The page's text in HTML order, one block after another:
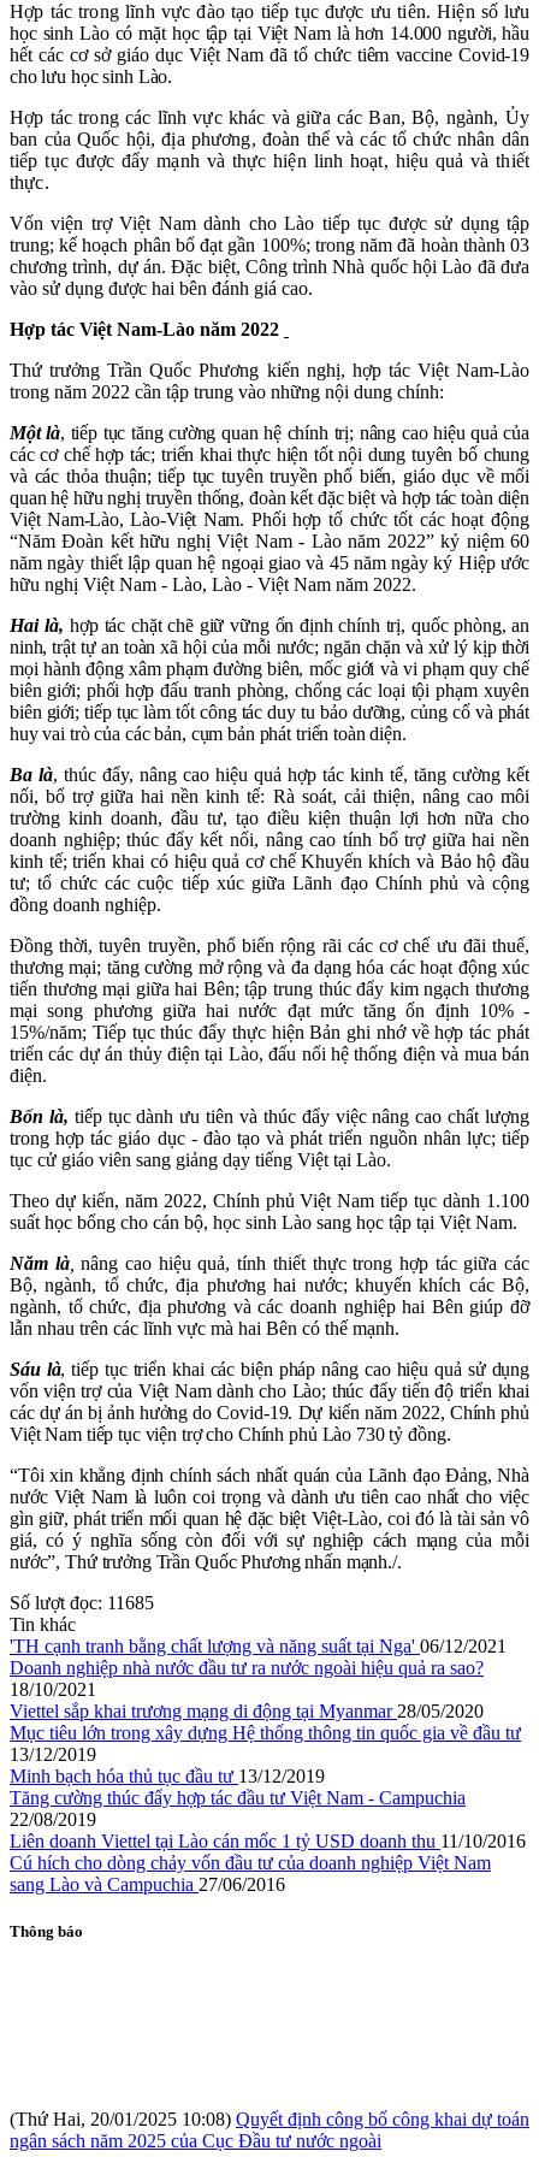
Hợp tác trong lĩnh vực đào tạo tiếp tục được ưu tiên. Hiện sốlưu
học sinh Lào có mặt học tập tại Việt Nam là hơn 14.000 người, hầu
hết các cơ sở giáo dục Việt Nam đã tổ chức tiêm vaccine Covid-19
cho lưu học sinh Lào.
Hợp tác trong các lĩnh vực khác và giữa các Ban, Bộ, ngành, Ủy
ban của Quốc hội, địa phương, đoàn thể và các tổ chức nhân dân
tiếp tục được đẩy mạnh và thực hiện linh hoạt, hiệu quả và thiết
thực.
Vốn viện trợ Việt Nam dành cho Lào tiếp tục được sử dụng tập
trung; kế hoạch phân bổ đạt gần 100%; trong năm đã hoàn thành 03
chương trình, dự án. Đặc biệt, Công trình Nhà quốc hội Lào đã đưa
vào sử dụng được hai bên đánh giá cao.
Hợp tác Việt Nam-Lào năm 2022
Thứ trưởng Trần Quốc Phương kiến nghị, hợp tác Việt Nam-Lào
trong năm 2022 cần tập trung vào những nội dung chính:
Một là, tiếp tục tăng cường quan hệ chính trị; nâng cao hiệu quả của
các cơ chế hợp tác; triển khai thực hiện tốt nội dung tuyên bố chung
và các thỏa thuận; tiếp tục tuyên truyền phổ biến, giáo dục về mối
quan hệ hữu nghị truyền thống, đoàn kết đặc biệt và hợp tác toàn diện
Việt Nam-Lào, Lào-Việt Nam. Phối hợp tổ chức tốt các hoạt động
“Năm Đoàn kết hữu nghị Việt Nam - Lào năm 2022” kỷ niệm 60
năm ngày thiết lập quan hệ ngoại giao và 45 năm ngày ký Hiệp ước
hữu nghị Việt Nam - Lào, Lào - Việt Nam năm 2022.
Hai là, hợp tác chặt chẽ giữ vững ổn định chính trị, quốc phòng, an
ninh, trật tự an toàn xã hội của mỗi nước; ngăn chặn và xử lý kịp thời
mọi hành động xâm phạm đường biên, mốc giới và vi phạm quy chế
biên giới; phối hợp đấu tranh phòng, chống các loại tội phạm xuyên
biên giới; tiếp tục làm tốt công tác duy tu bảo dưỡng, củng cố và phát
huy vai trò của các bản, cụm bản phát triển toàn diện.
Ba là, thúc đẩy, nâng cao hiệu quả hợp tác kinh tế, tăng cường kết
nối, bổ trợ giữa hai nền kinh tế: Rà soát, cải thiện, nâng cao môi
trường kinh doanh, đầu tư, tạo điều kiện thuận lợi hơn nữa cho
doanh nghiệp; thúc đẩy kết nối, nâng cao tính bổ trợ giữa hai nền
kinh tế; triển khai có hiệu quả cơ chế Khuyến khích và Bảo hộ đầu
tư; tổ chức các cuộc tiếp xúc giữa Lãnh đạo Chính phủ và cộng
đồng doanh nghiệp.
Đồng thời, tuyên truyền, phổ biến rộng rãi các cơ chế ưu đãi thuế,
thương mại; tăng cường mở rộng và đa dạng hóa các hoạt động xúc
tiến thương mại giữa hai Bên; tập trung thúc đẩy kim ngạch thương
mại song phương giữa hai nước đạt mức tăng ổn định 10% -
15%/năm; Tiếp tục thúc đẩy thực hiện Bản ghi nhớ về hợp tác phát
triển các dự án thủy điện tại Lào, đấu nối hệ thống điện và mua bán
điện.
Bốn là, tiếp tục dành ưu tiên và thúc đẩy việc nâng cao chất lượng
trong hợp tác giáo dục - đào tạo và phát triển nguồn nhân lực; tiếp
tục cử giáo viên sang giảng dạy tiếng Việt tại Lào.
Theo dự kiến, năm 2022, Chính phủ Việt Nam tiếp tục dành 1.100
suất học bổng cho cán bộ, học sinh Lào sang học tập tại Việt Nam.
Năm là, nâng cao hiệu quả, tính thiết thực trong hợp tác giữa các
Bộ, ngành, tổ chức, địa phương hai nước; khuyến khích các Bộ,
ngành, tổ chức, địa phương và các doanh nghiệp hai Bên giúp đỡ
lẫn nhau trên các lĩnh vực mà hai Bên có thế mạnh.
Sáu là, tiếp tục triển khai các biện pháp nâng cao hiệu quả sử dụng
vốn viện trợ của Việt Nam dành cho Lào; thúc đẩy tiến độ triển khai
các dự án bị ảnh hưởng do Covid-19. Dự kiến năm 2022, Chính phủ
Việt Nam tiếp tục viện trợ cho Chính phủ Lào 730 tỷ đồng.
“Tôi xin khẳng định chính sách nhất quán của Lãnh đạo Đảng, Nhà
nước Việt Nam là luôn coi trọng và dành ưu tiên cao nhất cho việc
gìn giữ, phát triển mối quan hệ đặc biệt Việt-Lào, coi đó là tài sản vô
giá, có ý nghĩa sống còn đối với sự nghiệp cách mạng của mỗi
nước”, Thứ trưởng Trần Quốc Phương nhấn mạnh./.
Số lượt đọc: 11685
Tin khác
'TH cạnh tranh bằng chất lượng và năng suất tại Nga' 06/12/2021
Doanh nghiệp nhà nước đầu tư ra nước ngoài hiệu quả ra sao?
18/10/2021
Viettel sắp khai trương mạng di động tại Myanmar 28/05/2020
Mục tiêu lớn trong xây dựng Hệ thống thông tin quốc gia về đầu tư
13/12/2019
Minh bạch hóa thủ tục đầu tư 13/12/2019
Tăng cường thúc đẩy hợp tác đầu tư Việt Nam - Campuchia
22/08/2019
Liên doanh Viettel tại Lào cán mốc 1 tỷ USD doanh thu 11/10/2016
Cú hích cho dòng chảy vốn đầu tư của doanh nghiệp Việt Nam
sang Lào và Campuchia 27/06/2016
Thông báo
ngân sách năm 2025 của Cục Đầu tư nước ngoài